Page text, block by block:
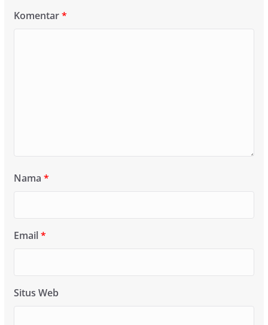
Komentar*
Nama *
Email*
Situs Web